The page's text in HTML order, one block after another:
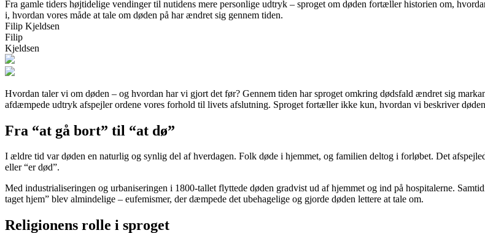
Fra gamle tiders højtidelige vendinger til nutidens mere personlige udtryk – sproget om døden fortæller historien om,
i, hvordan vores måde at tale om døden på har ændret sig gennem tiden.
Filip Kjeldsen
Filip
Kjeldsen
Hvordan taler vi om døden – og hvordan har vi gjort det før? Gennem tiden har sproget omkring dødsfald ændret sig
afdæmpede udtryk afspejler ordene vores forhold til livets afslutning. Sproget fortæller ikke kun, hvordan vi beskriver
Fra “at gå bort” til “at dø”
I ældre tid var døden en naturlig og synlig del af hverdagen. Folk døde i hjemmet, og familien deltog i forløbet. Det
eller “er død”.
Med industrialiseringen og urbaniseringen i 1800-tallet flyttede døden gradvist ud af hjemmet og ind på hospitalerne.
taget hjem” blev almindelige – eufemismer, der dæmpede det ubehagelige og gjorde døden lettere at tale om.
Religionens rolle i sproget